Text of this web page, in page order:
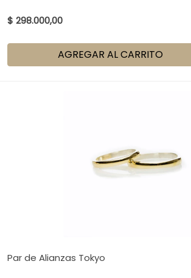
$ 298.000,00
AGREGAR AL CARRITO
Par de Alianzas Tokyo